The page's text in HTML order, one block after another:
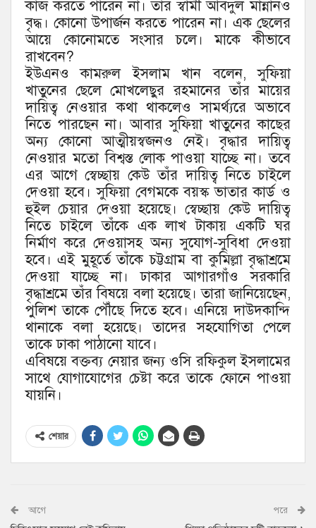
কাজ করতে পারেন না। তাঁর স্বামী আবদুল মান্নানও
বৃদ্ধ। কোনো উপার্জন করতে পারেন না। এক ছেলের
আয়ে কোনোমতে সংসার চলে। মাকে কীভাবে
রাখবেন?
ইউএনও কামরুল ইসলাম খান বলেন, সুফিয়া
খাতুনের ছেলে মোখলেছুর রহমানের তাঁর মায়ের
দায়িত্ব নেওয়ার কথা থাকলেও সামর্থ্যরে অভাবে
নিতে পারছেন না। আবার সুফিয়া খাতুনের কাছের
অন্য কোনো আত্মীয়স্বজনও নেই। বৃদ্ধার দায়িত্ব
নেওয়ার মতো বিশ্বস্ত লোক পাওয়া যাচ্ছে না। তবে
এর আগে স্বেচ্ছায় কেউ তাঁর দায়িত্ব নিতে চাইলে
দেওয়া হবে। সুফিয়া বেগমকে বয়স্ক ভাতার কার্ড ও
হুইল চেয়ার দেওয়া হয়েছে। স্বেচ্ছায় কেউ দায়িত্ব
নিতে চাইলে তাঁকে এক লাখ টাকায় একটি ঘর
নির্মাণ করে দেওয়াসহ অন্য সুযোগ-সুবিধা দেওয়া
হবে। এই মুহূর্তে তাঁকে চট্টগ্রাম বা কুমিল্লা বৃদ্ধাশ্রমে
দেওয়া যাচ্ছে না। ঢাকার আগারগাঁও সরকারি
বৃদ্ধাশ্রমে তাঁর বিষয়ে বলা হয়েছে। তারা জানিয়েছেন,
পুলিশ তাকে পৌঁছে দিতে হবে। এনিয়ে দাউদকান্দি
থানাকে বলা হয়েছে। তাদের সহযোগিতা পেলে
তাকে ঢাকা পাঠানো যাবে।
এবিষয়ে বক্তব্য নেয়ার জন্য ওসি রফিকুল ইসলামের
সাথে যোগাযোগের চেষ্টা করে তাকে ফোনে পাওয়া
যায়নি।
শেয়ার
আগে পরে